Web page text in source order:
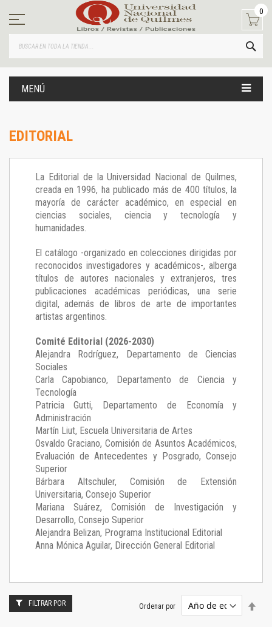
contenido
0
MENÚ
EDITORIAL
La Editorial de la Universidad Nacional de Quilmes,
creada en 1996, ha publicado más de 400 títulos, la
mayoría de carácter académico, en especial en
ciencias sociales, ciencia y tecnología y
humanidades.
El catálogo -organizado en colecciones dirigidas por
reconocidos investigadores y académicos-, alberga
títulos de autores nacionales y extranjeros, tres
publicaciones académicas periódicas, una serie
digital, además de libros de arte de importantes
artistas argentinos.
Comité Editorial (2026-2030)
Alejandra Rodríguez, Departamento de Ciencias
Sociales
Carla Capobianco, Departamento de Ciencia y
Tecnología
Patricia Gutti, Departamento de Economía y
Administración
Martín Liut, Escuela Universitaria de Artes
Osvaldo Graciano, Comisión de Asuntos Académicos,
Evaluación de Antecedentes y Posgrado, Consejo
Superior
Bárbara Altschuler, Comisión de Extensión
Universitaria, Consejo Superior
Mariana Suárez, Comisión de Investigación y
Desarrollo, Consejo Superior
Alejandra Belizan, Programa Institucional Editorial
Anna Mónica Aguilar, Dirección General Editorial
Ordenar por
FILTRAR POR